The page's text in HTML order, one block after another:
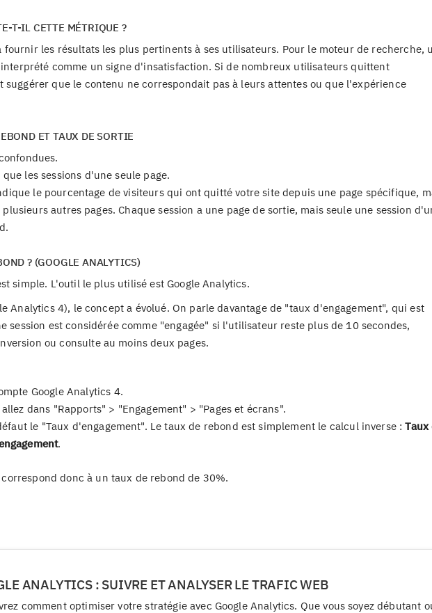
T-IL CETTE MÉTRIQUE ?
fournir les résultats les plus pertinents à ses utilisateurs. Pour le moteur de recherche,
comme un signe d'insatisfaction. Si de nombreux utilisateurs quittent
suggérer que le contenu ne correspondait pas à leurs attentes ou que l'expérience
ET TAUX DE SORTIE
les sessions d'une seule page.
le pourcentage de visiteurs qui ont quitté votre site depuis une page spécifique,
autres pages. Chaque session a une page de sortie, mais seule une session
? (GOOGLE ANALYTICS)
simple. L'outil le plus utilisé est Google Analytics.
Analytics 4), le concept a évolué. On parle davantage de "taux d'engagement", qui est
session est considérée comme "engagée" si l'utilisateur reste plus de 10 secondes,
ou consulte au moins deux pages.
Google Analytics 4.
dans "Rapports" > "Engagement" > "Pages et écrans".
le "Taux d'engagement". Le taux de rebond est simplement le calcul inverse :Taux
.
donc à un taux de rebond de 30%.
ANALYTICS : SUIVRE ET ANALYSER LE TRAFIC WEB
comment optimiser votre stratégie avec Google Analytics. Que vous soyez débutant